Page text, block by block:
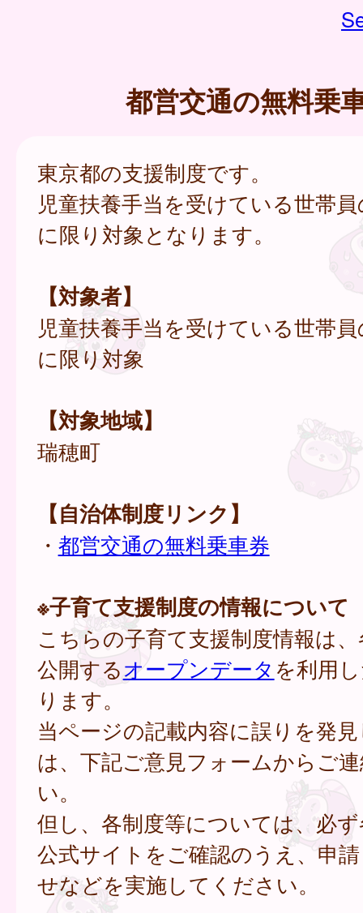
都営交通の無料乗
東京都の支援制度です。
児童扶養手当を受けている世帯
に限り対象となります。
【対象者】
児童扶養手当を受けている世帯
に限り対象
【対象地域】
瑞穂町
【自治体制度リンク】
・ 都営交通の無料乗車券
※子育て支援制度の情報について
こちらの子育て支援制度情報は
公開するオープンデータ を利用
ります。
当ページの記載内容に誤りを発
は、下記ご意見フォームからご
い。
但し、各制度等については、必
公式サイトをご確認のうえ、申
せなどを実施してください。